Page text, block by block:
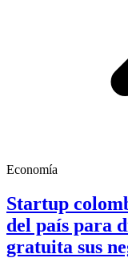
Economía
Startup
del país para
gratuita sus